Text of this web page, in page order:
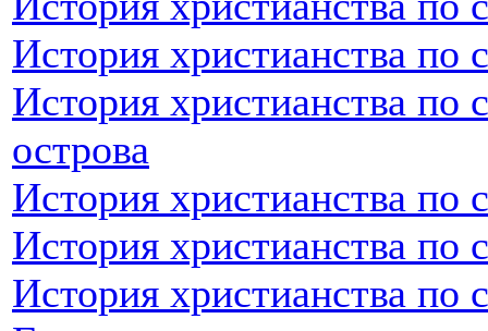
История христианства по
История христианства по
острова
История христианства по
История христианства по
История христианства по